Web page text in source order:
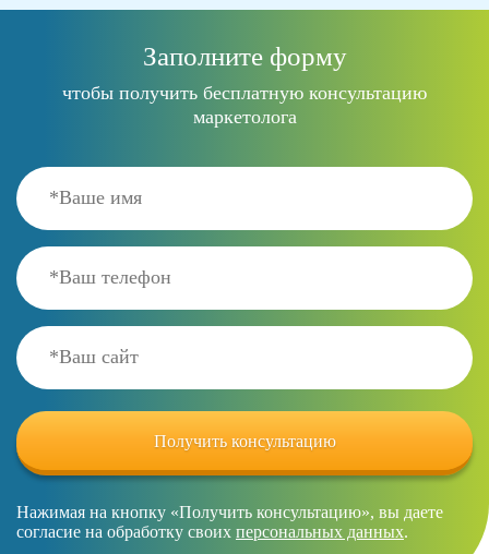
Заполните форму
чтобы получить бесплатную консультацию
маркетолога
Нажимая на кнопку «Получить консультацию», вы даете
согласие на обработку своих персональных данных.